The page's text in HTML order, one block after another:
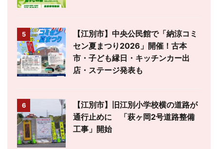
5
【江別市】中央公民館で「納涼コミ
セン夏まつり2026」開催！古本
市・子ども縁日・キッチンカー出
店・ステージ発表も
6
【江別市】旧江別小学校横の道路が
通行止めに 「萩ヶ岡2号道路整備
工事」開始